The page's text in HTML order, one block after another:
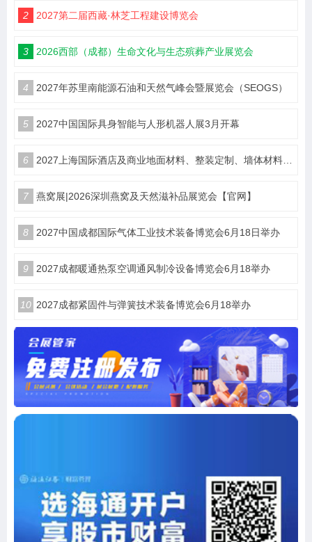
2 2027第二届西藏·林芝工程建设博览会
3 2026西部（成都）生命文化与生态殡葬产业展览会
4 2027年苏里南能源石油和天然气峰会暨展览会（SEOGS）
5 2027中国国际具身智能与人形机器人展3月开幕
6 2027上海国际酒店及商业地面材料、整装定制、墙体材料及精品设计、智慧酒店、照明及智能控制博览会 展位火热销售中！
7 燕窝展|2026深圳燕窝及天然滋补品展览会【官网】
8 2027中国成都国际气体工业技术装备博览会6月18日举办
9 2027成都暖通热泵空调通风制冷设备博览会6月18举办
10 2027成都紧固件与弹簧技术装备博览会6月18举办